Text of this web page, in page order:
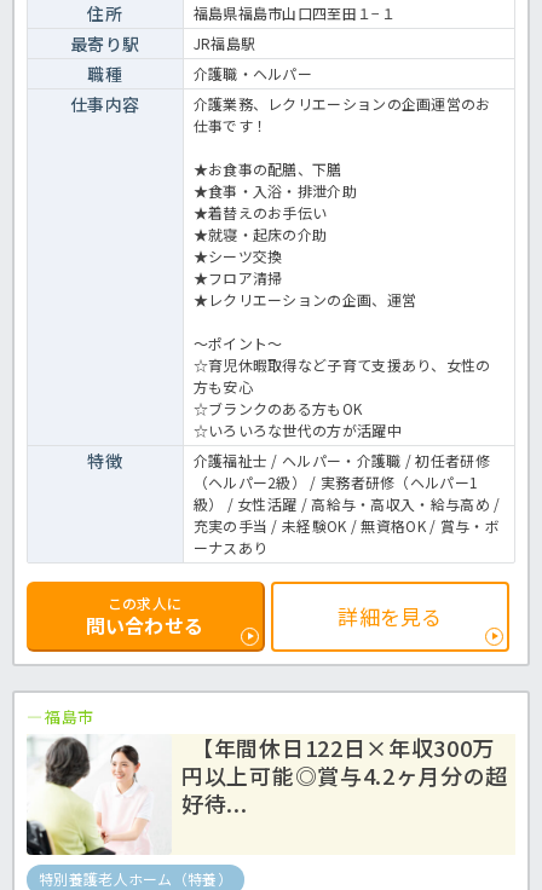
住所 福島県福島市山口四至田１−１
最寄り駅 JR福島駅
職種 介護職・ヘルパー
仕事内容
介護業務、レクリエーションの企画運営のお
仕事です！
★お食事の配膳、下膳
★食事・入浴・排泄介助
★着替えのお手伝い
★就寝・起床の介助
★シーツ交換
★フロア清掃
★レクリエーションの企画、運営
～ポイント～
☆育児休暇取得など子育て支援あり、女性の
方も安心
☆ブランクのある方もOK
☆いろいろな世代の方が活躍中
特徴
介護福祉士 / ヘルパー・介護職 / 初任者研修
（ヘルパー2級） / 実務者研修（ヘルパー1
級） / 女性活躍 / 高給与・高収入・給与高め /
充実の手当 / 未経験OK / 無資格OK / 賞与・ボ
ーナスあり
この求人に
問い合わせる 詳細を見る
福島市
【年間休日122日×年収300万
円以上可能◎賞与4.2ヶ月分の超
好待...
特別養護老人ホーム（特養）